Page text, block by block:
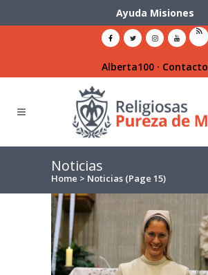
Ayuda Misiones
Alberta100 · Contacto
Noticias
Home > Noticias (Page 15)